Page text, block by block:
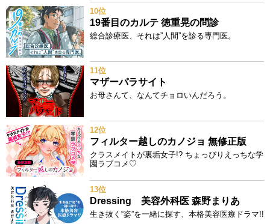
10位
19番目のカルテ 徳重晃の問診
総合診療医、それは”人間”を診る専門医。
11位
マザーパラサイト
お母さんて、なんてチョロいんだろう。
12位
フィルター越しのカノジョ 無修正版
クラスメイトが裏垢女子!? ちょっぴりえっちな学
園ラブコメ♡
13位
Dressing 美容外科医 森野まりあ
生き抜く“姿”を一緒に探す、本格美容医療ドラマ!!